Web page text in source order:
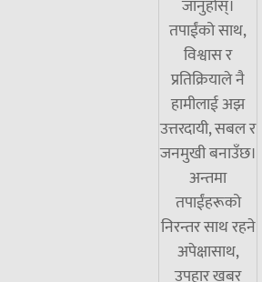
जानुहोस्।
तपाईंको साथ,
विश्वास र
प्रतिक्रियाले नै
हामीलाई अझ
उत्तरदायी, सबल र
जनमुखी बनाउँछ।
अन्तमा
तपाईंहरूको
निरन्तर साथ रहने
अपेक्षासाथ,